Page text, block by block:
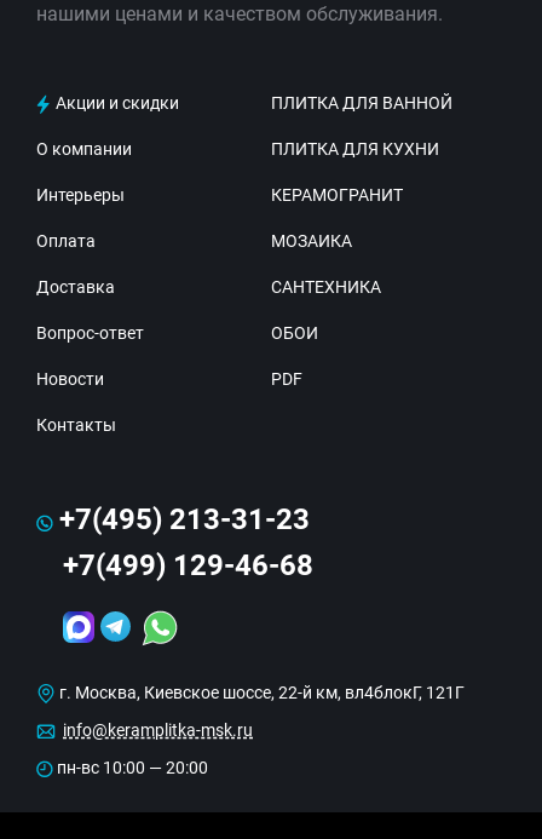
нашими ценами и качеством обслуживания.
Акции и скидки
О компании
Интерьеры
Оплата
Доставка
Вопрос-ответ
Новости
Контакты
ПЛИТКА ДЛЯ ВАННОЙ
ПЛИТКА ДЛЯ КУХНИ
КЕРАМОГРАНИТ
МОЗАИКА
САНТЕХНИКА
ОБОИ
PDF
+7(495) 213-31-23
+7(499) 129-46-68
г. Москва, Киевское шоссе, 22-й км, вл4блокГ, 121Г
info@keramplitka-msk.ru
пн-вс 10:00 — 20:00